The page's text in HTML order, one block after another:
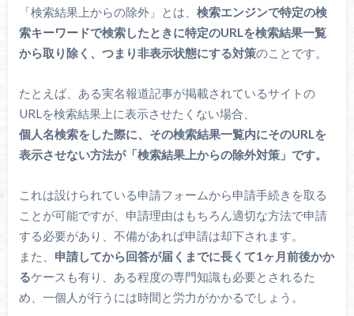
「検索結果上からの除外」とは、 検索エンジンで特定の検
索キーワードで検索したときに特定のURLを検索結果一覧
から取り除く、つまり非表示状態にする対策のことです。
たとえば、ある実名報道記事が掲載されているサイトの
URLを検索結果上に表示させたくない場合、
個人名検索をした際に、その検索結果一覧内にそのURLを
表示させない方法が「検索結果上からの除外対策」です。
これは設けられている申請フォームから申請手続きを取る
ことが可能ですが、申請理由はもちろん適切な方法で申請
する必要があり、不備があれば申請は却下されます。
また、 申請してから回答が届くまでに長くて1ヶ月前後かか
るケースも有り、ある程度の専門知識も必要とされるた
め、一個人が行うには時間と労力がかかるでしょう。